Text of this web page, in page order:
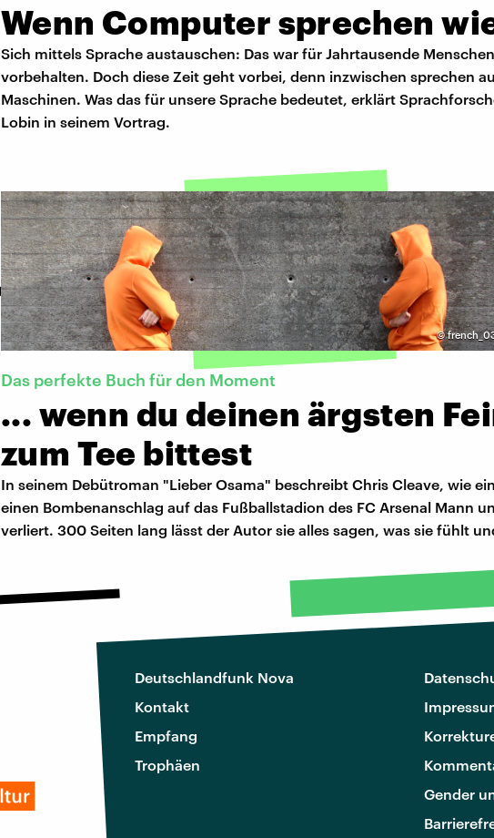
Wenn Computer sprechen
Sich mittels Sprache austauschen: Das war für Jahrtausende Menschen
vorbehalten. Doch diese Zeit geht vorbei, denn inzwischen sprechen
Maschinen. Was das für unsere Sprache bedeutet, erklärt
Lobin in seinem Vortrag.
©
Das perfekte Buch für den Moment
... wenn du deinen ärgsten
zum Tee bittest
In seinem Debütroman "Lieber Osama" beschreibt Chris Cleave, wie
einen Bombenanschlag auf das Fußballstadion des FC Arsenal Mann
verliert. 300 Seiten lang lässt der Autor sie alles sagen, was sie fühlt
Deutschlandfunk Nova
Kontakt
Empfang
Trophäen
Gender